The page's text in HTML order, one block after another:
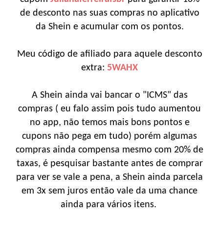
de desconto nas suas compras no aplicativo
da Shein e acumular com os pontos.
Meu código de afiliado para aquele desconto
extra: 5WAHX
A Shein ainda vai bancar o "ICMS" das
compras ( eu falo assim pois tudo aumentou
no app, não temos mais bons pontos e
cupons não pega em tudo) porém algumas
compras ainda compensa mesmo com 20% de
taxas, é pesquisar bastante antes de comprar
para ver se vale a pena, a Shein ainda parcela
em 3x sem juros então vale da uma chance
ainda para vários itens.